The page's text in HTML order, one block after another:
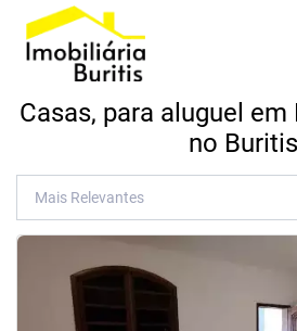
Casas, para aluguel
no Buritis
<